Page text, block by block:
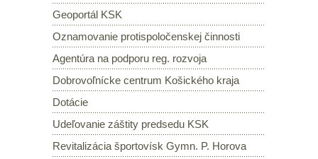
Geoportál KSK
Oznamovanie protispoločenskej činnosti
Agentúra na podporu reg. rozvoja
Dobrovoľnícke centrum Košického kraja
Dotácie
Udeľovanie záštity predsedu KSK
Revitalizácia športovísk Gymn. P. Horova